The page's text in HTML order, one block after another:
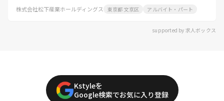
株式会社松下産業ホールディングス 東京都 文京区 アルバイト・パート
supported by 求人ボックス
Kstyleを
Google検索でお気に入り登録